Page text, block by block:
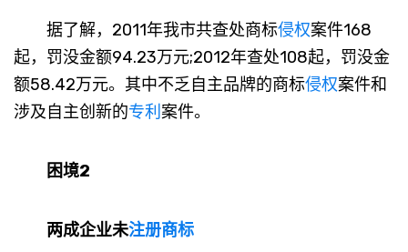
据了解，2011年我市共查处商标侵权案件168
起，罚没金额94.23万元;2012年查处108起，罚没金
额58.42万元。其中不乏自主品牌的商标侵权案件和
涉及自主创新的专利 案件。
困境2
两成企业未注册商标